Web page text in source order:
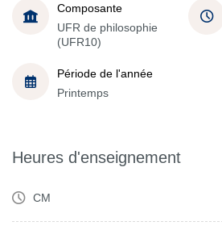
Composante
UFR de philosophie
(UFR10)
Période de l'année
Printemps
Heures d'enseignement
CM